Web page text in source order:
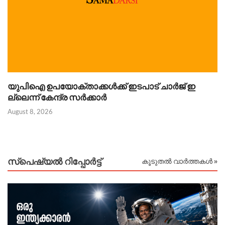
യുപിഐ ഉപയോക്താക്കൾക്ക് ഇടപാട് ചാർജ് ഇ
ല്ലെന്ന് കേന്ദ്ര സർക്കാർ
August 8, 2026
സ്പെഷ്യൽ റിപ്പോര്‍ട്ട് കൂടുതൽ വാർത്തകൾ »